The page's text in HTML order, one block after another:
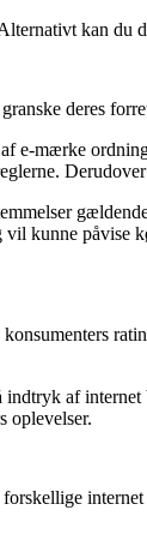
kan
deres
e-mærke
kunne
af
oplevelser.